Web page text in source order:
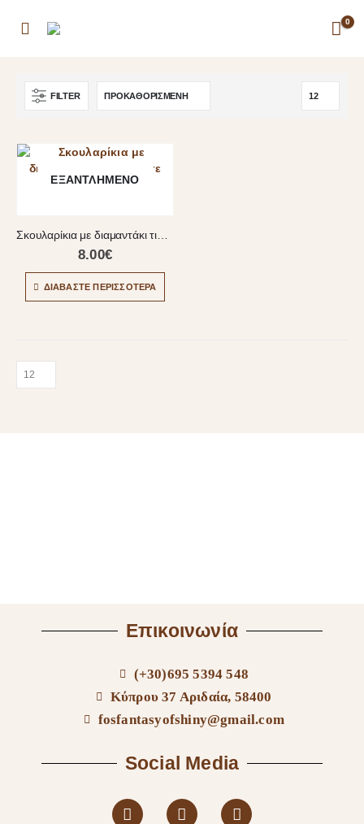
0
FILTER
ΕΞΑΝΤΛΗΜΈΝΟ
8.00€
ΔΙΑΒΆΣΤΕ ΠΕΡΙΣΣΌΤΕΡΑ
Επικοινωνία
(+30)695 5394 548
Κύπρου 37 Αριδαία, 58400
fosfantasyofshiny@gmail.com
Social Media